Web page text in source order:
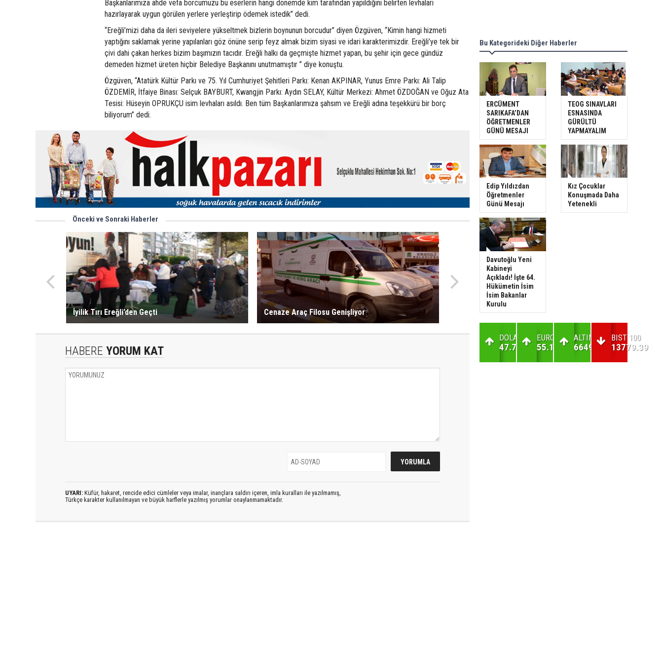
Başkanlarımıza ahde vefa borcumuzu bu eserlerin hangi dönemde kim tarafından yapıldığını belirten levhaları
hazırlayarak uygun görülen yerlere yerleştirip ödemek istedik” dedi.
“Ereğli’mizi daha da ileri seviyelere yükseltmek bizlerin boynunun borcudur” diyen Özgüven, “Kimin hangi hizmeti
yaptığını saklamak yerine yapılanları göz önüne serip feyz almak bizim siyasi ve idari karakterimizdir. Ereğli’ye tek bir
çivi dahi çakan herkes bizim başımızın tacıdır. Ereğli halkı da geçmişte hizmet yapan, bu şehir için gece gündüz
demeden hizmet üreten hiçbir Belediye Başkanını unutmamıştır ” diye konuştu.
Özgüven, “Atatürk Kültür Parkı ve 75. Yıl Cumhuriyet Şehitleri Parkı: Kenan AKPINAR, Yunus Emre Parkı: Ali Talip
ÖZDEMİR, İtfaiye Binası: Selçuk BAYBURT, Kwangjin Parkı: Aydın SELAY, Kültür Merkezi: Ahmet ÖZDOĞAN ve Oğuz Ata
Tesisi: Hüseyin OPRUKÇU isim levhaları asıldı. Ben tüm Başkanlarımıza şahsım ve Ereğli adına teşekkürü bir borç
biliyorum” dedi.
Önceki ve Sonraki Haberler
İyilik Tırı Ereğli’den Geçti Cenaze Araç Filosu Genişliyor
HABERE YORUM KAT
UYARI: Küfür, hakaret, rencide edici cümleler veya imalar, inançlara saldırı içeren, imla kuralları ile yazılmamış,
Türkçe karakter kullanılmayan ve büyük harflerle yazılmış yorumlar onaylanmamaktadır.
Bu Kategorideki Diğer Haberler
ERCÜMENT
SARIKAFA’DAN
ÖĞRETMENLER
GÜNÜ MESAJI
TEOG SINAVLARI
ESNASINDA
GÜRÜLTÜ
YAPMAYALIM
Edip Yıldızdan
Öğretmenler
Günü Mesajı
Kız Çocuklar
Konuşmada Daha
Yetenekli
Davutoğlu Yeni
Kabineyi
Açıkladı! İşte 64.
Hükümetin İsim
İsim Bakanlar
Kurulu
DOLAR
47.7
EURO
55.18
ALTIN
6649.56
BIST 100
13779.39